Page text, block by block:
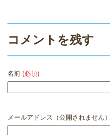
コメントを残す
名前 (必須)
メールアドレス（公開されません）